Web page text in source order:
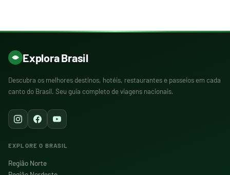
Explora Brasil
Descubra os melhores destinos, hotéis, restaurantes e passeios em cada
canto do Brasil. Seu guia completo de viagens nacionais.
EXPLORE O BRASIL
Região Norte